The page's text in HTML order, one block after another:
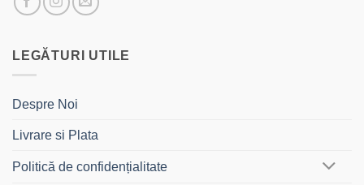
LEGĂTURI UTILE
Despre Noi
Livrare si Plata
Politică de confidențialitate